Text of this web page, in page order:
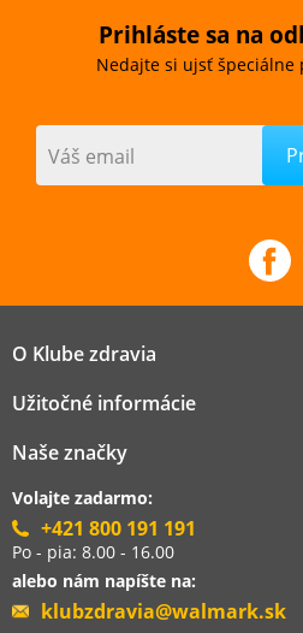
Prihláste sa na
Nedajte si ujsť špeciálne
Váš email
O Klube zdravia
Užitočné informácie
Naše značky
Volajte zadarmo:
+421 800 191 191
Po - pia: 8.00 - 16.00
alebo nám napíšte na:
klubzdravia@walmark.sk